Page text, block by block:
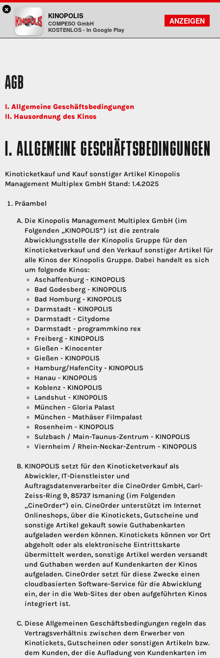
Kinopolis
FILMSUCHE
KONTO
AGB
I. Allgemeine Geschäftsbedingungen
II. Hausordnung des Kinos
I. ALLGEMEINE GESCHÄFTSBEDINGUNGEN
Kinoticketkauf und Kauf sonstiger Artikel Kinopolis
Management Multiplex GmbH Stand: 1.4.2025
Präambel
Die Kinopolis Management Multiplex GmbH (im
Folgenden „KINOPOLIS“) ist die zentrale
Abwicklungsstelle der Kinopolis Gruppe für den
Kinoticketverkauf und den Verkauf sonstiger Artikel für
alle Kinos der Kinopolis Gruppe. Dabei handelt es sich
um folgende Kinos:
Aschaffenburg - KINOPOLIS
Bad Godesberg - KINOPOLIS
Bad Homburg - KINOPOLIS
Darmstadt - KINOPOLIS
Darmstadt - Citydome
Darmstadt - programmkino rex
Freiberg - KINOPOLIS
Gießen - Kinocenter
Gießen - KINOPOLIS
Hamburg/HafenCity - KINOPOLIS
Hanau - KINOPOLIS
Koblenz - KINOPOLIS
Landshut - KINOPOLIS
München - Gloria Palast
München - Mathäser Filmpalast
Rosenheim - KINOPOLIS
Sulzbach / Main-Taunus-Zentrum - KINOPOLIS
Viernheim / Rhein-Neckar-Zentrum - KINOPOLIS
KINOPOLIS setzt für den Kinoticketverkauf als
Abwickler, IT-Dienstleister und
Auftragsdatenverarbeiter die CineOrder GmbH, Carl-
Zeiss-Ring 9, 85737 Ismaning (im Folgenden
„CineOrder“) ein. CineOrder unterstützt im Internet
Onlineshops, über die Kinotickets, Gutscheine und
sonstige Artikel gekauft sowie Guthabenkarten
aufgeladen werden können. Kinotickets können vor Ort
abgeholt oder als elektronische Eintrittskarte
übermittelt werden, sonstige Artikel werden versandt
und Guthaben werden auf Kundenkarten der Kinos
aufgeladen. CineOrder setzt für diese Zwecke einen
cloudbasierten Software-Service für die Abwicklung
ein, der in die Web-Sites der oben aufgeführten Kinos
integriert ist.
Diese Allgemeinen Geschäftsbedingungen regeln das
Vertragsverhältnis zwischen dem Erwerber von
Kinotickets, Gutscheinen oder sonstigen Artikeln bzw.
dem Kunden, der die Aufladung von Kundenkarten im
×
KINOPOLIS
COMPESO GmbH
KOSTENLOS - In Google Play
ANZEIGEN